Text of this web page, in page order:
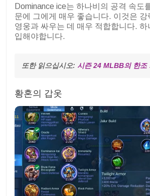
Dominance ice는 하나비의 공격 속도
문에 그에게 매우 좋습니다. 이것은 강
영웅과 싸우는 데 매우 적합합니다. 하
입해야합니다.
또한 읽으십시오: 시즌 24 MLBB의 한조
황혼의 갑옷